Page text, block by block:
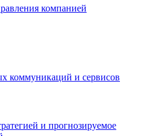
компанией
коммуникаций и сервисов
и прогнозируемое